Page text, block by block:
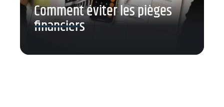
Comment éviter les pièges
financiers